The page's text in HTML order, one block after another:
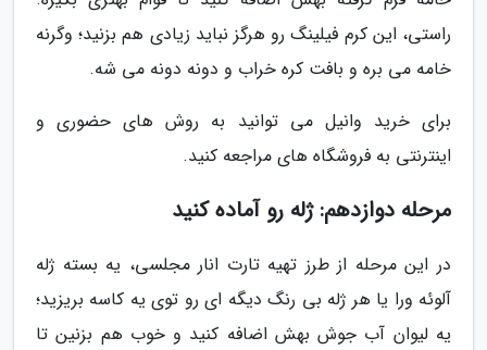
راستی، این کرم فیلینگ رو هرگز نباید زیادی هم بزنید؛ وگرنه
خامه می بره و بافت کره خراب و دونه دونه می شه.
برای خرید وانیل می توانید به روش های حضوری و
اینترنتی به فروشگاه های مراجعه کنید.
مرحله دوازدهم: ژله رو آماده کنید
در این مرحله از طرز تهیه تارت انار مجلسی، یه بسته ژله
آلوئه ورا یا هر ژله بی رنگ دیگه ای رو توی یه کاسه بریزید؛
یه لیوان آب جوش بهش اضافه کنید و خوب هم بزنین تا